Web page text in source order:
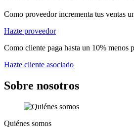
Como proveedor incrementa tus ventas
Hazte proveedor
Como cliente paga hasta un 10% menos
Hazte cliente asociado
Sobre nosotros
Quiénes somos